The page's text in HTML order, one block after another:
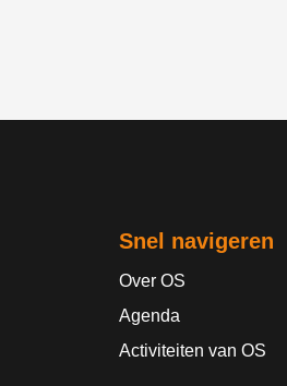
Snel navigeren
Over OS
Agenda
Activiteiten van OS